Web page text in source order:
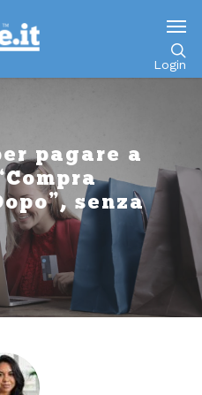
Login
pagare a
senza
version